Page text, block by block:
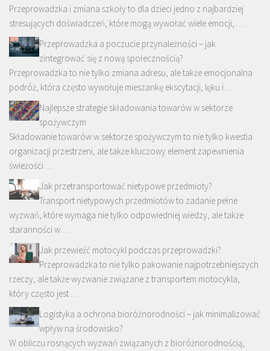
Przeprowadzka i zmiana szkoły to dla dzieci jedno z najbardziej
stresujących doświadczeń, które mogą wywołać wiele emocji, …
Przeprowadzka a poczucie przynależności – jak
zintegrować się z nową społecznością?
Przeprowadzka to nie tylko zmiana adresu, ale także emocjonalna
podróż, która często wywołuje mieszankę ekscytacji, lęku i …
Najlepsze strategie składowania towarów w sektorze
spożywczym
Składowanie towarów w sektorze spożywczym to nie tylko kwestia
organizacji przestrzeni, ale także kluczowy element zapewnienia
świeżości …
Jak przetransportować nietypowe przedmioty?
Transport nietypowych przedmiotów to zadanie pełne
wyzwań, które wymaga nie tylko odpowiedniej wiedzy, ale także
staranności w …
Jak przewieźć motocykl podczas przeprowadzki?
Przeprowadzka to nie tylko pakowanie najpotrzebniejszych
rzeczy, ale także wyzwanie związane z transportem motocykla,
który często jest …
Logistyka a ochrona bioróżnorodności – jak minimalizować
wpływ na środowisko?
W obliczu rosnących wyzwań związanych z bioróżnorodnością,